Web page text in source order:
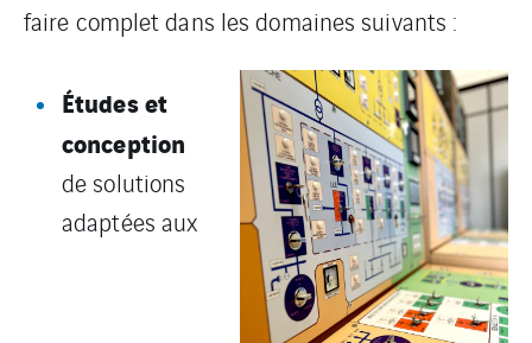
faire complet dans les domaines suivants :
Études et
conception
de solutions
adaptées aux